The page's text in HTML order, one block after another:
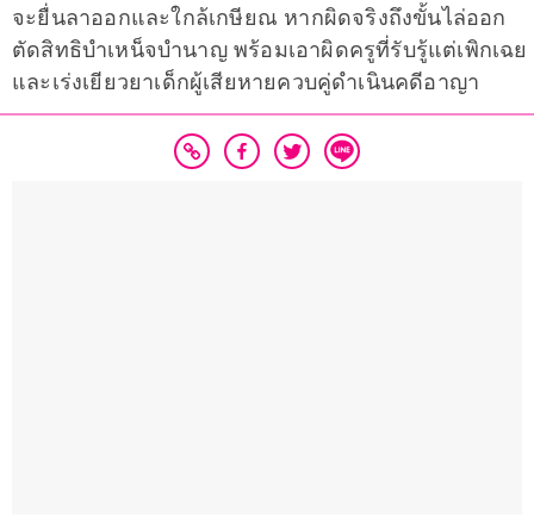
จะยื่นลาออกและใกล้เกษียณ หากผิดจริงถึงขั้นไล่ออก
ตัดสิทธิบำเหน็จบำนาญ พร้อมเอาผิดครูที่รับรู้แต่เพิกเฉย
และเร่งเยียวยาเด็กผู้เสียหายควบคู่ดำเนินคดีอาญา